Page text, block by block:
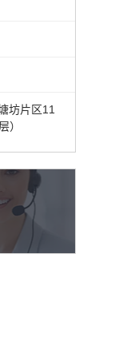
坊片区11
）